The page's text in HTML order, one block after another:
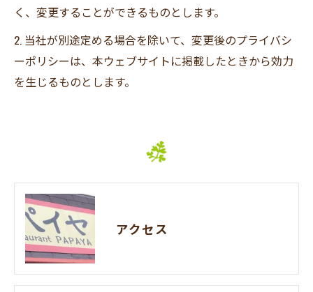
く、変更することができるものとします。
2. 当社が別途定める場合を除いて、変更後のプライバシ
ーポリシーは、本ウェブサイトに掲載したときから効力
を生じるものとします。
アクセス